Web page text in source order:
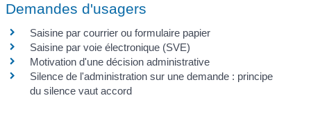
Demandes d'usagers
Saisine par courrier ou formulaire papier
Saisine par voie électronique (SVE)
Motivation d'une décision administrative
Silence de l'administration sur une demande : principe
du silence vaut accord